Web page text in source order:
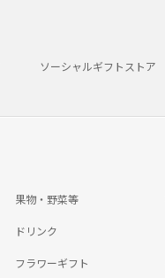
ソーシャルギフトストア
果物・野菜等
ドリンク
フラワーギフト